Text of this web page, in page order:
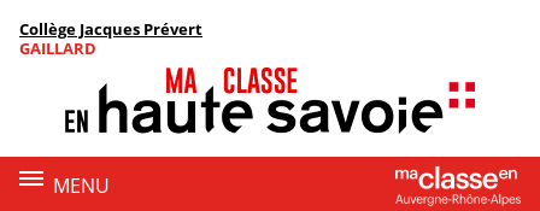
Menu de la rubrique
Contenu
Collège Jacques Prévert
GAILLARD
MENU